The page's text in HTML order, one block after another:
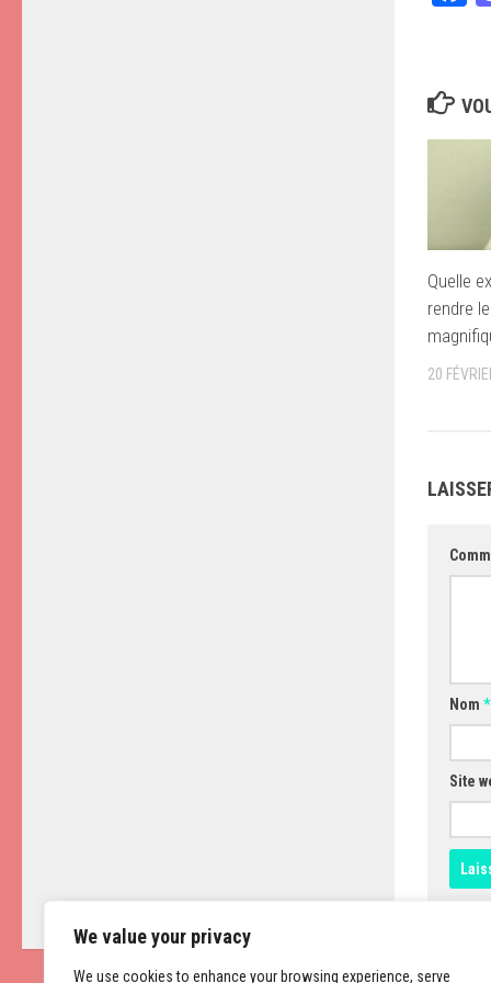
We value your privacy
We use cookies to enhance your browsing experience, serve
Quelle
rendre
20
Nom *
Site